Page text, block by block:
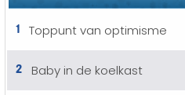
1 Toppunt van optimisme
2 Baby in de koelkast